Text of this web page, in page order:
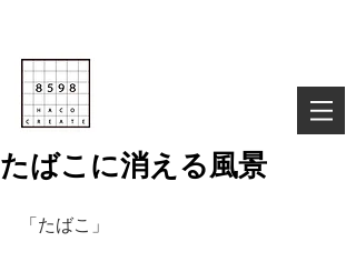
たばこに消える風景
「たばこ」